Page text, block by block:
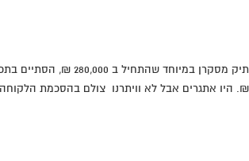
₪. היו אתגרים אבל לא וויתרנו צולם בהסכמת